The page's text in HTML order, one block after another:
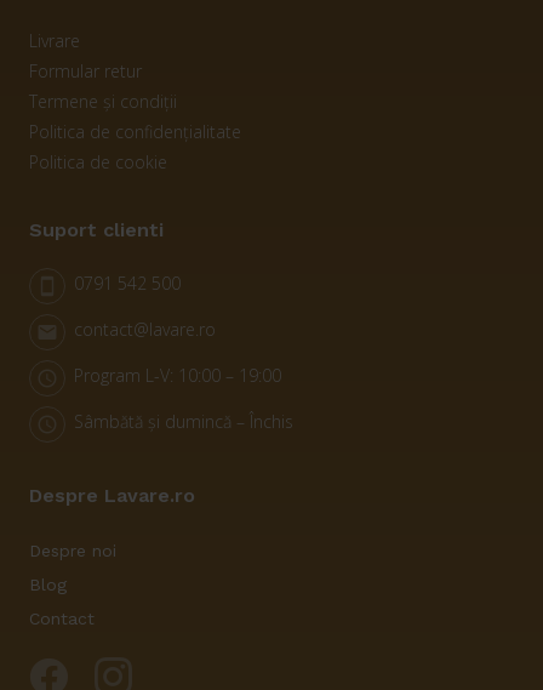
Livrare
Formular retur
Termene și condiții
Politica de confidențialitate
Politica de cookie
Suport clienti
0791 542 500
contact@lavare.ro
Program L-V: 10:00 – 19:00
Sâmbătă și dumincă – Închis
Despre Lavare.ro
Despre noi
Blog
Contact